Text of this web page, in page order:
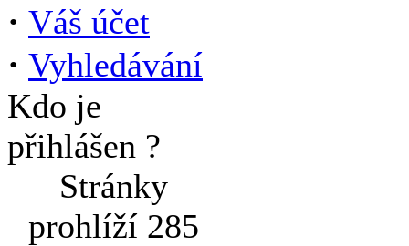
· Váš účet
· Vyhledávání
Kdo je
přihlášen ?
Stránky
prohlíží 285